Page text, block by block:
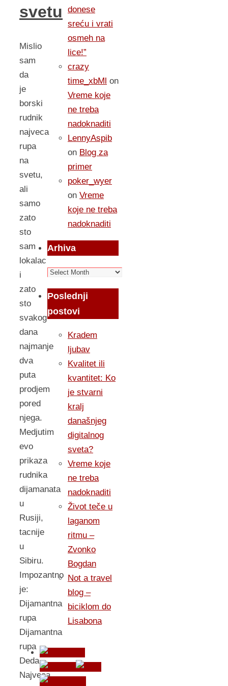
svetu
Mislio
sam
da
je
borski
rudnik
najveca
rupa
na
svetu,
ali
samo
zato
sto
sam
lokalac
i
zato
sto
svakog
dana
najmanje
dva
puta
prodjem
pored
njega.
Medjutim
evo
prikaza
rudnika
dijamanata
u
Rusiji,
tacnije
u
Sibiru.
Impozantno
je:
Dijamantna
rupa
Dijamantna
rupa
Deda
Najveca
donese
sreću i vrati
osmeh na
lice!”
crazy
time_xbMl on
Vreme koje
ne treba
nadoknaditi
LennyAspib
on Blog za
primer
poker_wyer
on Vreme
koje ne treba
nadoknaditi
Arhiva
Arhiva
Poslednji
postovi
Kradem
ljubav
Kvalitet ili
kvantitet: Ko
je stvarni
kralj
današnjeg
digitalnog
sveta?
Vreme koje
ne treba
nadoknaditi
Život teče u
laganom
ritmu –
Zvonko
Bogdan
Not a travel
blog –
biciklom do
Lisabona